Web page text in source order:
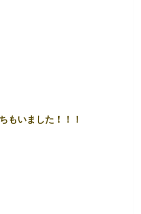
もいました！！！